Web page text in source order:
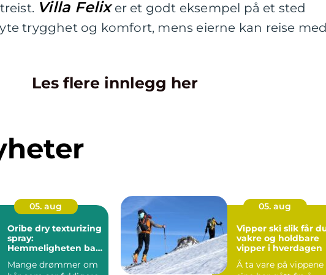
Villa Felixer et godt eksempel på et sted
trygghet og komfort, mens eierne kan reise
Les flere innlegg her
05. aug
Oribe dry texturizing
spray:
Hemmeligheten bak
Mange drømmer om
05. aug
Vipper ski slik får du
vakre og holdbare
vipper i hverdagen
Å ta vare på vippene